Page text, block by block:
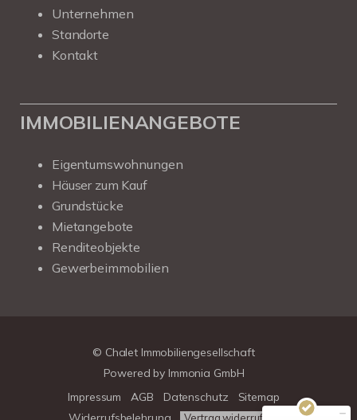
Unternehmen
Standorte
Kontakt
IMMOBILIENANGEBOTE
Eigentumswohnungen
Häuser zum Kauf
Grundstücke
Mietangebote
Renditeobjekte
Gewerbeimmobilien
© Chalet Immobiliengesellschaft
Powered by Immonia GmbH
Impressum
AGB Datenschutz
Sitemap
SEHR GUT
4,78 / 5,00